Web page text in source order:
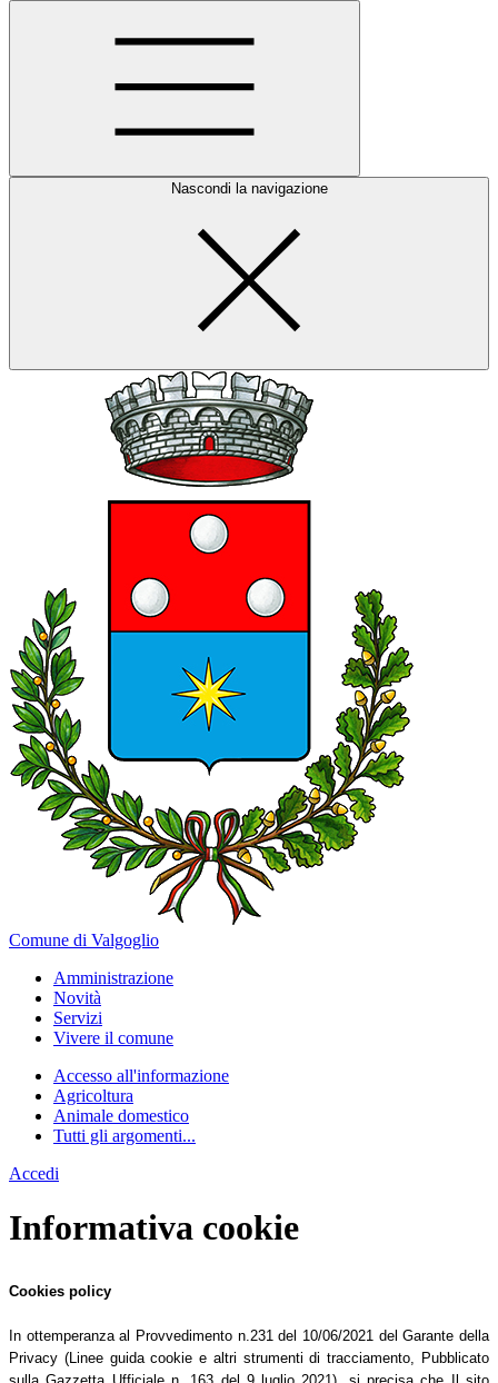
Nascondi la navigazione
Comune di Valgoglio
Amministrazione
Novità
Servizi
Vivere il comune
Accesso all'informazione
Agricoltura
Animale domestico
Tutti gli argomenti...
Accedi
Informativa cookie
Cookies policy
In ottemperanza al Provvedimento n.231 del 10/06/2021 del Garante della
Privacy (Linee guida cookie e altri strumenti di tracciamento, Pubblicato